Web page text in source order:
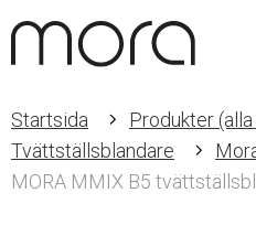
Startsida
Produkter
Tvättställsblandare
MORA MMIX B5